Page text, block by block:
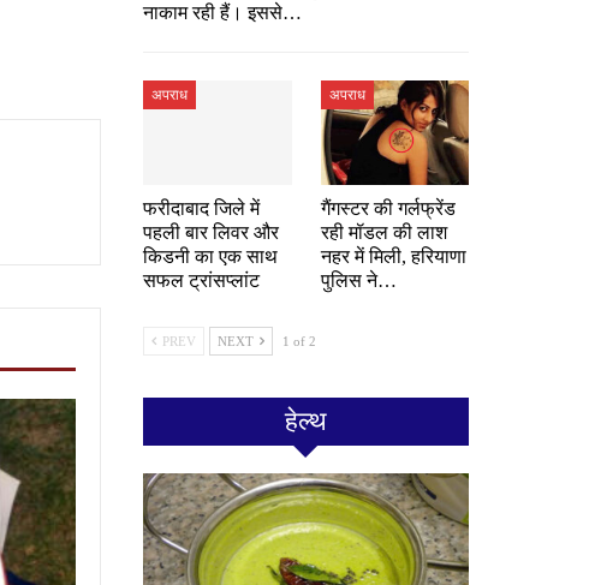
नाकाम रही हैं। इससे…
अपराध
फरीदाबाद जिले में
पहली बार लिवर और
किडनी का एक साथ
सफल ट्रांसप्लांट
अपराध
गैंगस्टर की गर्लफ्रेंड
रही मॉडल की लाश
नहर में मिली, हरियाणा
पुलिस ने…
PREV NEXT 1 of 2
हेल्थ